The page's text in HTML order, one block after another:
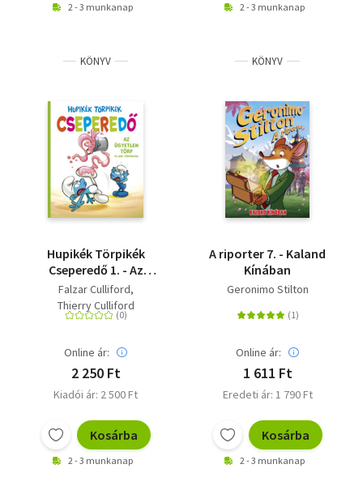
2 - 3 munkanap 2 - 3 munkanap
KÖNYV
Hupikék Törpikék
Cseperedő 1. - Az
ügyetlen törp és más
törpénetek
Falzar Culliford
Thierry Culliford
Online ár:
2 250 Ft
Kiadói ár: 2 500 Ft
Kosárba
2 - 3 munkanap
KÖNYV
A riporter 7. - Kaland
Kínában
Geronimo Stilton
Online ár:
1 611 Ft
Eredeti ár: 1 790 Ft
Kosárba
2 - 3 munkanap